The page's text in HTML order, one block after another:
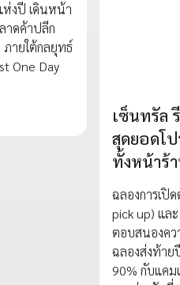
ห่งปี เดินหน้า
าดค้าปลีก
ายใต้กลยุทธ์
One Day
เซ็นทรัล
สุดยอดโ
ทั้งหน้าร้
ฉลองการเปิ
pick up) แล
ตอบสนองคว
ฉลองส่งท้า
90% กับแคม